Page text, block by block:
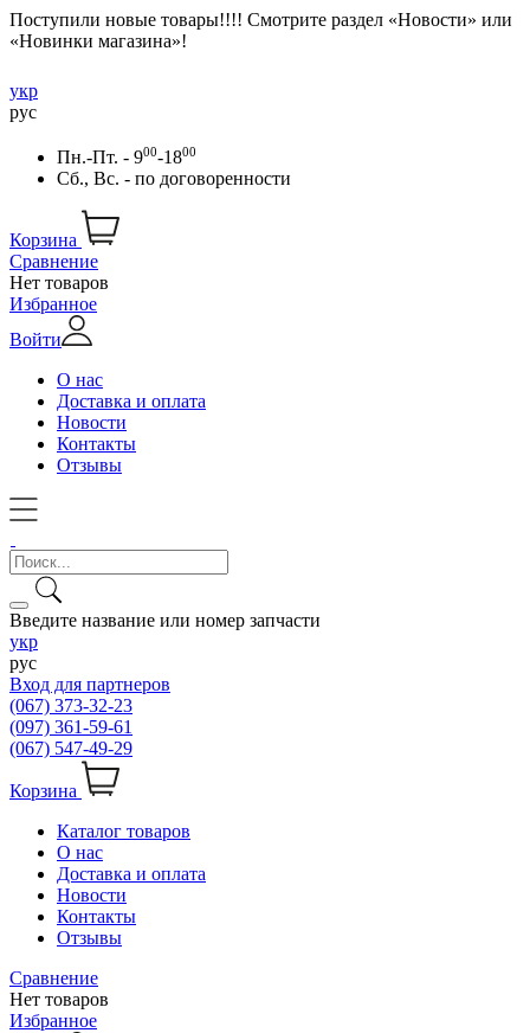
Поступили новые товары!!!! Смотрите раздел «Новости» или
«Новинки магазина»!
укр
рус
Пн.-Пт. - 900-1800
Сб., Вс. - по договоренности
Корзина
Сравнение
Нет товаров
Избранное
Войти
О нас
Доставка и оплата
Новости
Контакты
Отзывы
Введите название или номер запчасти
укр
рус
Вход для партнеров
(067) 373-32-23
(097) 361-59-61
(067) 547-49-29
Корзина
Каталог товаров
О нас
Доставка и оплата
Новости
Контакты
Отзывы
Сравнение
Нет товаров
Избранное